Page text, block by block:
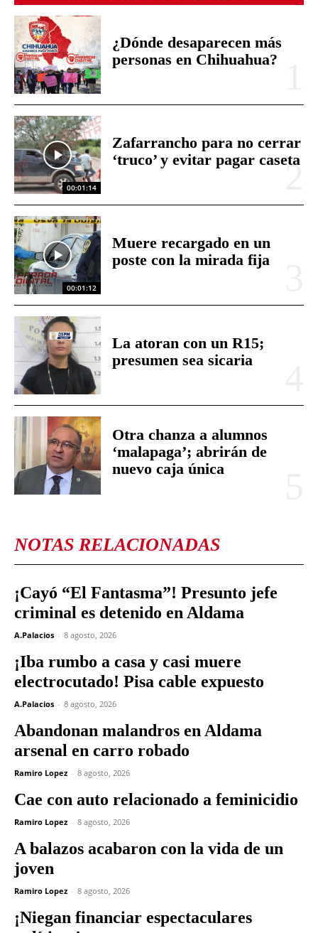
¿Dónde desaparecen más
personas en Chihuahua?
00:01:14
Zafarrancho para no cerrar
‘truco’ y evitar pagar caseta
00:01:12
Muere recargado en un
poste con la mirada fija
La atoran con un R15;
presumen sea sicaria
Otra chanza a alumnos
‘malapaga’; abrirán de
nuevo caja única
NOTAS RELACIONADAS
¡Cayó “El Fantasma”! Presunto jefe
criminal es detenido en Aldama
A.Palacios - 8 agosto, 2026
¡Iba rumbo a casa y casi muere
electrocutado! Pisa cable expuesto
A.Palacios - 8 agosto, 2026
Abandonan malandros en Aldama
arsenal en carro robado
Ramiro Lopez - 8 agosto, 2026
Cae con auto relacionado a feminicidio
Ramiro Lopez - 8 agosto, 2026
A balazos acabaron con la vida de un
joven
Ramiro Lopez - 8 agosto, 2026
¡Niegan financiar espectaculares